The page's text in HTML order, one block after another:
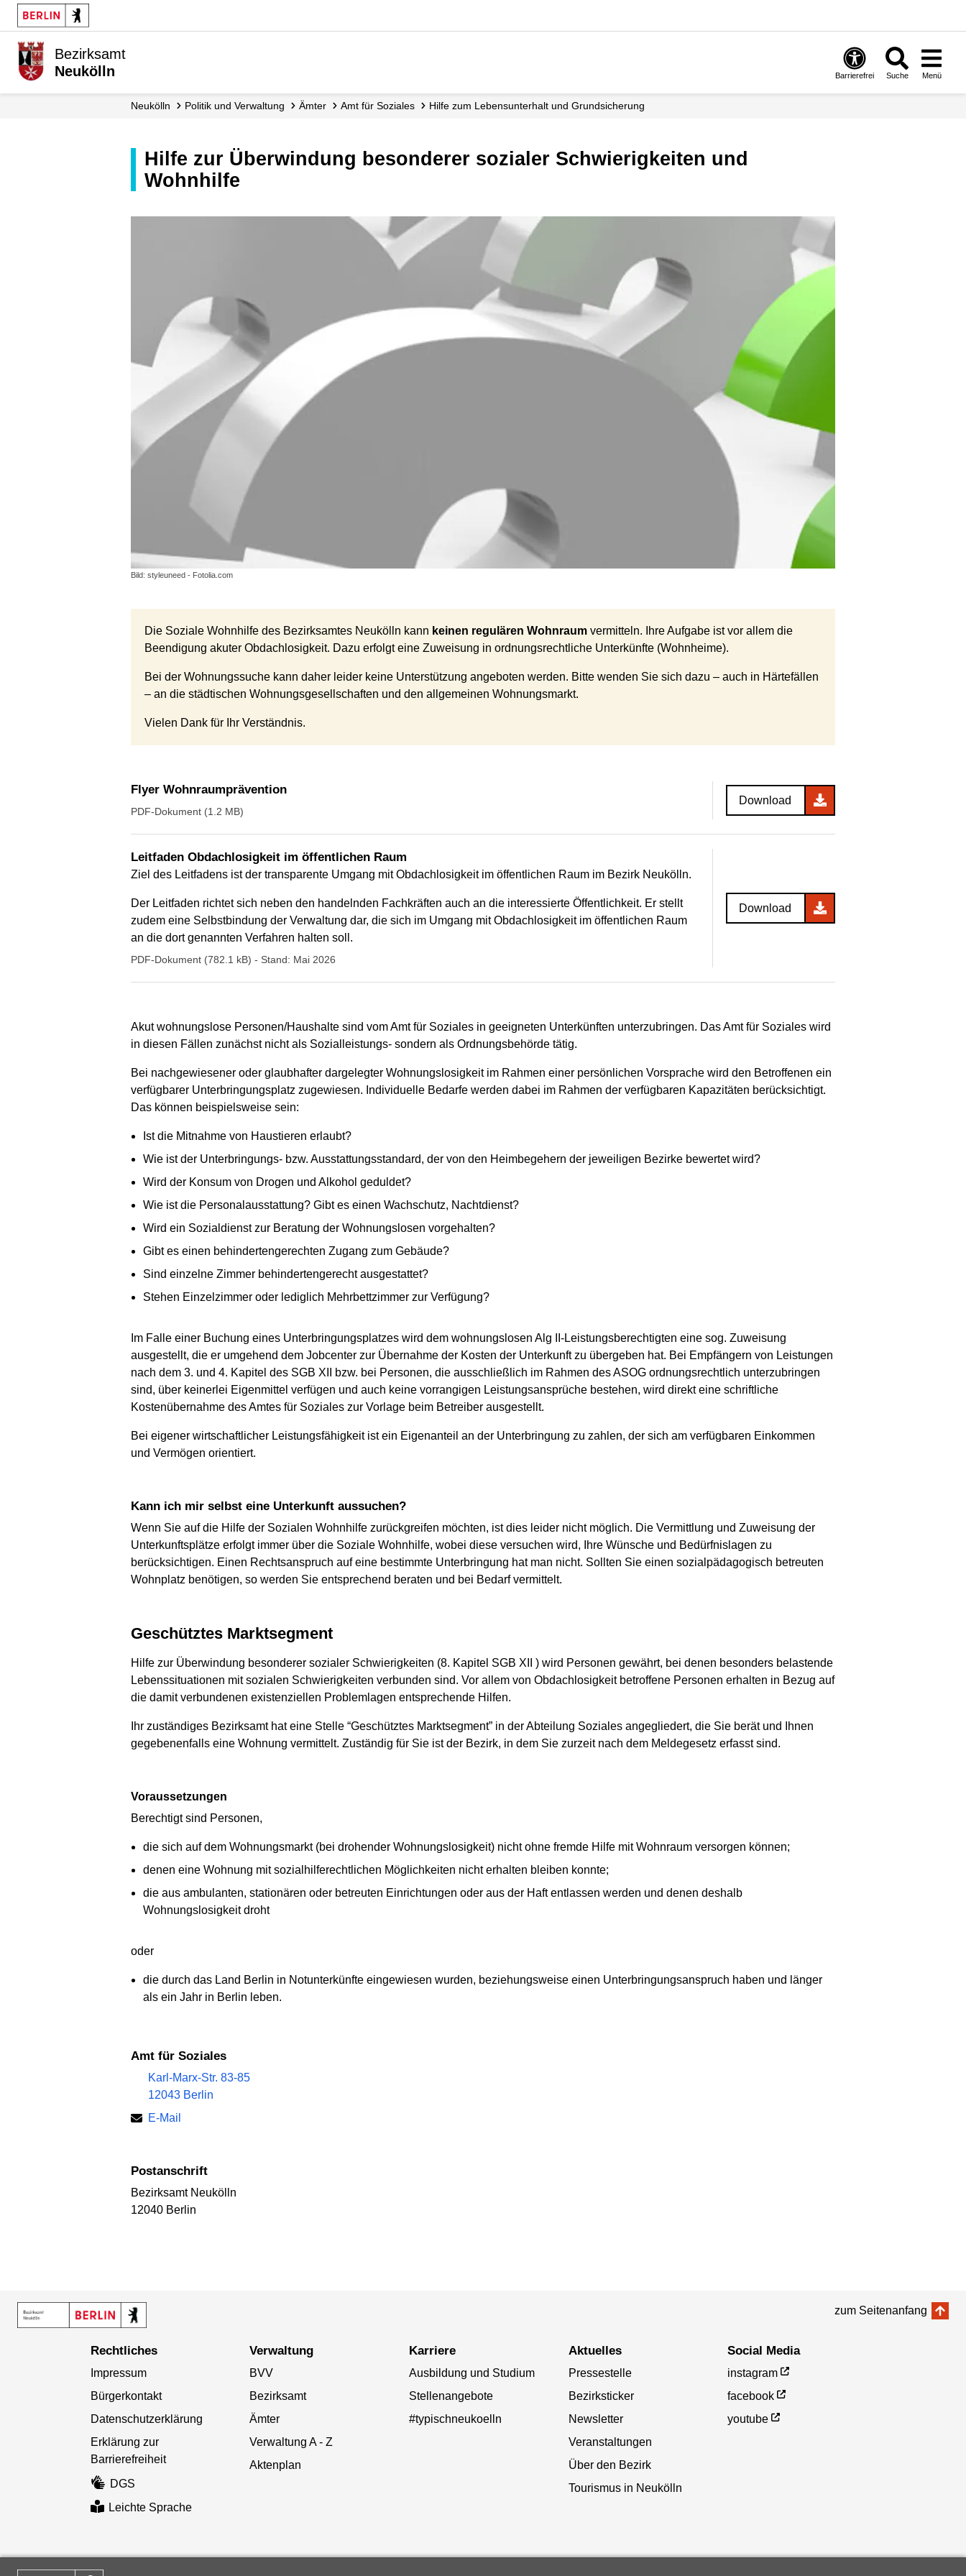
Bezirksamt
Neukölln
Barrierefrei Suche Menü
Neukölln Politik und Verwaltung Ämter Amt für Soziales Hilfe zum Lebensunterhalt und Grundsicherung
Hilfe zur Überwindung besonderer sozialer Schwierigkeiten und
Wohnhilfe
Bild: styleuneed - Fotolia.com
Die Soziale Wohnhilfe des Bezirksamtes Neukölln kann keinen regulären Wohnraum vermitteln. Ihre Aufgabe ist vor allem die
Beendigung akuter Obdachlosigkeit. Dazu erfolgt eine Zuweisung in ordnungsrechtliche Unterkünfte (Wohnheime).
Bei der Wohnungssuche kann daher leider keine Unterstützung angeboten werden. Bitte wenden Sie sich dazu – auch in Härtefällen
– an die städtischen Wohnungsgesellschaften und den allgemeinen Wohnungsmarkt.
Vielen Dank für Ihr Verständnis.
Flyer Wohnraumprävention
PDF-Dokument (1.2 MB)
Download
Leitfaden Obdachlosigkeit im öffentlichen Raum
Ziel des Leitfadens ist der transparente Umgang mit Obdachlosigkeit im öffentlichen Raum im Bezirk Neukölln.
Der Leitfaden richtet sich neben den handelnden Fachkräften auch an die interessierte Öffentlichkeit. Er stellt
zudem eine Selbstbindung der Verwaltung dar, die sich im Umgang mit Obdachlosigkeit im öffentlichen Raum
an die dort genannten Verfahren halten soll.
PDF-Dokument (782.1 kB) - Stand: Mai 2026
Download
Akut wohnungslose Personen/Haushalte sind vom Amt für Soziales in geeigneten Unterkünften unterzubringen. Das Amt für Soziales wird
in diesen Fällen zunächst nicht als Sozialleistungs- sondern als Ordnungsbehörde tätig.
Bei nachgewiesener oder glaubhafter dargelegter Wohnungslosigkeit im Rahmen einer persönlichen Vorsprache wird den Betroffenen ein
verfügbarer Unterbringungsplatz zugewiesen. Individuelle Bedarfe werden dabei im Rahmen der verfügbaren Kapazitäten berücksichtigt.
Das können beispielsweise sein:
Ist die Mitnahme von Haustieren erlaubt?
Wie ist der Unterbringungs- bzw. Ausstattungsstandard, der von den Heimbegehern der jeweiligen Bezirke bewertet wird?
Wird der Konsum von Drogen und Alkohol geduldet?
Wie ist die Personalausstattung? Gibt es einen Wachschutz, Nachtdienst?
Wird ein Sozialdienst zur Beratung der Wohnungslosen vorgehalten?
Gibt es einen behindertengerechten Zugang zum Gebäude?
Sind einzelne Zimmer behindertengerecht ausgestattet?
Stehen Einzelzimmer oder lediglich Mehrbettzimmer zur Verfügung?
Im Falle einer Buchung eines Unterbringungsplatzes wird dem wohnungslosen Alg II-Leistungsberechtigten eine sog. Zuweisung
ausgestellt, die er umgehend dem Jobcenter zur Übernahme der Kosten der Unterkunft zu übergeben hat. Bei Empfängern von Leistungen
nach dem 3. und 4. Kapitel des SGB XII bzw. bei Personen, die ausschließlich im Rahmen des ASOG ordnungsrechtlich unterzubringen
sind, über keinerlei Eigenmittel verfügen und auch keine vorrangigen Leistungsansprüche bestehen, wird direkt eine schriftliche
Kostenübernahme des Amtes für Soziales zur Vorlage beim Betreiber ausgestellt.
Bei eigener wirtschaftlicher Leistungsfähigkeit ist ein Eigenanteil an der Unterbringung zu zahlen, der sich am verfügbaren Einkommen
und Vermögen orientiert.
Kann ich mir selbst eine Unterkunft aussuchen?
Wenn Sie auf die Hilfe der Sozialen Wohnhilfe zurückgreifen möchten, ist dies leider nicht möglich. Die Vermittlung und Zuweisung der
Unterkunftsplätze erfolgt immer über die Soziale Wohnhilfe, wobei diese versuchen wird, Ihre Wünsche und Bedürfnislagen zu
berücksichtigen. Einen Rechtsanspruch auf eine bestimmte Unterbringung hat man nicht. Sollten Sie einen sozialpädagogisch betreuten
Wohnplatz benötigen, so werden Sie entsprechend beraten und bei Bedarf vermittelt.
Geschütztes Marktsegment
Hilfe zur Überwindung besonderer sozialer Schwierigkeiten (8. Kapitel SGB XII ) wird Personen gewährt, bei denen besonders belastende
Lebenssituationen mit sozialen Schwierigkeiten verbunden sind. Vor allem von Obdachlosigkeit betroffene Personen erhalten in Bezug auf
die damit verbundenen existenziellen Problemlagen entsprechende Hilfen.
Ihr zuständiges Bezirksamt hat eine Stelle “Geschütztes Marktsegment” in der Abteilung Soziales angegliedert, die Sie berät und Ihnen
gegebenenfalls eine Wohnung vermittelt. Zuständig für Sie ist der Bezirk, in dem Sie zurzeit nach dem Meldegesetz erfasst sind.
Voraussetzungen
Berechtigt sind Personen,
die sich auf dem Wohnungsmarkt (bei drohender Wohnungslosigkeit) nicht ohne fremde Hilfe mit Wohnraum versorgen können;
denen eine Wohnung mit sozialhilferechtlichen Möglichkeiten nicht erhalten bleiben konnte;
die aus ambulanten, stationären oder betreuten Einrichtungen oder aus der Haft entlassen werden und denen deshalb
Wohnungslosigkeit droht
oder
die durch das Land Berlin in Notunterkünfte eingewiesen wurden, beziehungsweise einen Unterbringungsanspruch haben und länger
als ein Jahr in Berlin leben.
Amt für Soziales
Karl-Marx-Str. 83-85
12043 Berlin
E-Mail
Postanschrift
Bezirksamt Neukölln
12040 Berlin
zum Seitenanfang
Rechtliches
Impressum
Bürgerkontakt
Datenschutzerklärung
Erklärung zur
Barrierefreiheit
DGS
Leichte Sprache
Verwaltung
BVV
Bezirksamt
Ämter
Verwaltung A - Z
Aktenplan
Karriere
Ausbildung und Studium
Stellenangebote
#typischneukoelln
Aktuelles
Pressestelle
Bezirksticker
Newsletter
Veranstaltungen
Über den Bezirk
Tourismus in Neukölln
Social Media
instagram
facebook
youtube